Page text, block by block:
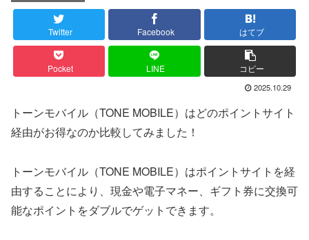
Twitter Facebook はてブ
Pocket LINE コピー
2025.10.29
トーンモバイル（TONE MOBILE）はどのポイントサイト
経由がお得なのか比較してみました！
トーンモバイル（TONE MOBILE）はポイントサイトを経
由することにより、現金や電子マネー、ギフト券に交換可
能なポイントをダブルでゲットできます。